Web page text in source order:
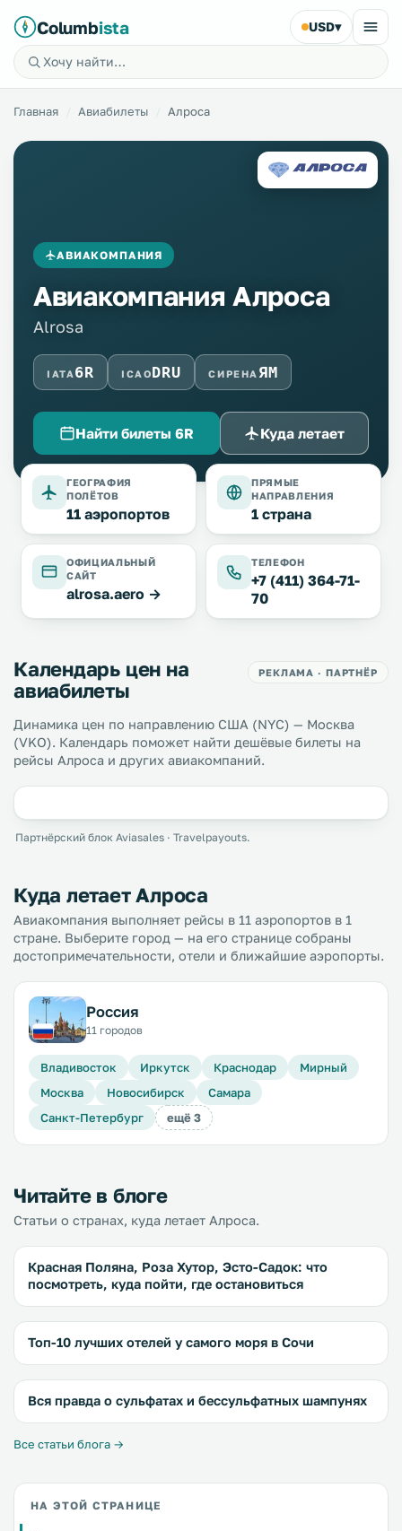
Columbista USD▾
Главная Авиабилеты Алроса
АВИАКОМПАНИЯ
Авиакомпания Алроса
Alrosa
IATA 6R ICAODRU СИРЕНА ЯМ
Найти билеты 6R Куда летает
ГЕОГРАФИЯ
ПОЛЁТОВ
11 аэропортов
ПРЯМЫЕ
НАПРАВЛЕНИЯ
1 страна
ОФИЦИАЛЬНЫЙ
САЙТ
alrosa.aero →
ТЕЛЕФОН
+7 (411) 364-71-
70
Календарь цен на
авиабилеты
РЕКЛАМА · ПАРТНЁР
Динамика цен по направлению США (NYC) — Москва
(VKO). Календарь поможет найти дешёвые билеты на
рейсы Алроса и других авиакомпаний.
Партнёрский блок Aviasales · Travelpayouts.
Куда летает Алроса
Авиакомпания выполняет рейсы в 11 аэропортов в 1
стране. Выберите город — на его странице собраны
достопримечательности, отели и ближайшие аэропорты.
Россия
11 городов
Владивосток Иркутск Краснодар
Мирный
Москва
Новосибирск
Самара
Санкт-Петербург
ещё 3
Читайте в блоге
Статьи о странах, куда летает Алроса.
Красная Поляна, Роза Хутор, Эсто-Садок: что
посмотреть, куда пойти, где остановиться
Топ-10 лучших отелей у самого моря в Сочи
Вся правда о сульфатах и бессульфатных шампунях
Все статьи блога →
НА ЭТОЙ СТРАНИЦЕ